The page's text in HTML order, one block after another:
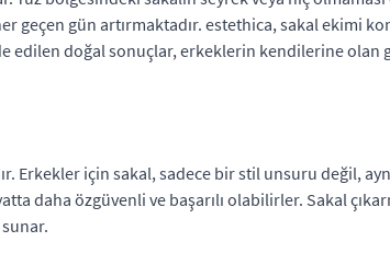
geçen gün artırmaktadır. estethica, sakal ekimi
doğal sonuçlar, erkeklerin kendilerine olan
Erkekler için sakal, sadece bir stil unsuru değil,
daha özgüvenli ve başarılı olabilirler. Sakal